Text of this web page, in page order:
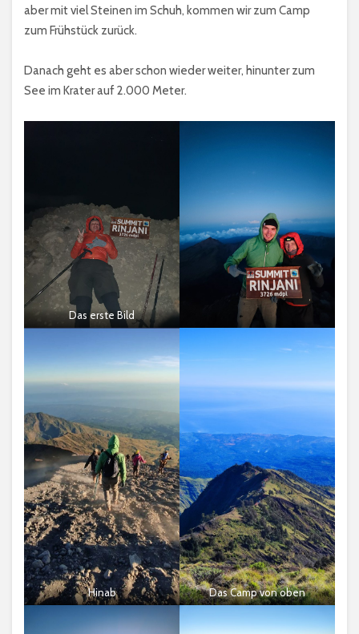
aber mit viel Steinen im Schuh, kommen wir zum Camp
zum Frühstück zurück.
Danach geht es aber schon wieder weiter, hinunter zum
See im Krater auf 2.000 Meter.
Das erste Bild
Hinab Das Camp von oben